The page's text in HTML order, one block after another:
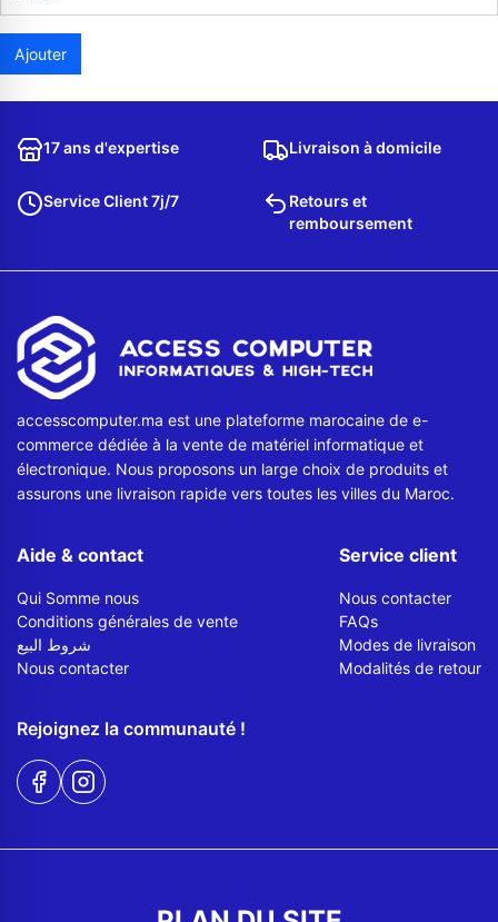
Envoyer un message
Ajouter
17 ans d'expertise Livraison à domicile
Service Client 7j/7
Retours et
remboursement
accesscomputer.ma est une plateforme marocaine de e-
commerce dédiée à la vente de matériel informatique et
électronique. Nous proposons un large choix de produits et
assurons une livraison rapide vers toutes les villes du Maroc.
Aide & contact
Qui Somme nous
Conditions générales de vente
شروط البيع
Nous contacter
Service client
Nous contacter
FAQs
Modes de livraison
Modalités de retour
Rejoignez la communauté !